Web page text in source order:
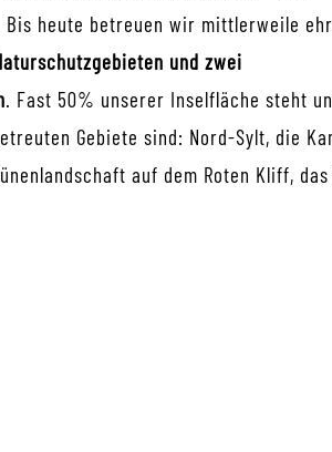
Bis heute betreuen wir mittlerweile
und zwei
. Fast 50% unserer Inselfläche steht
Gebiete sind: Nord-Sylt, die
auf dem Roten Kliff,